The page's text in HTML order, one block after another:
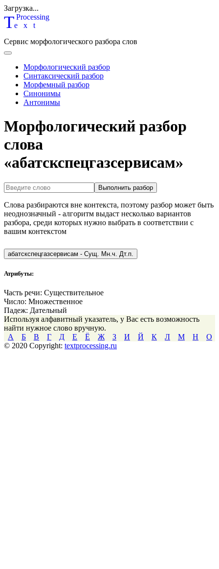
Загрузка...
Text
Processing
Сервис морфологического разбора слов
Морфологический разбор
Синтаксический разбор
Морфемный разбор
Синонимы
Антонимы
Морфологический разбор
слова
«абатскспецгазсервисам»
Выполнить разбор
Слова разбираются вне контекста, поэтому разбор может быть
неоднозначный - алгоритм выдаст несколько вариантов
разбора, среди которых нужно выбрать в соответствии с
вашим контекстом
абатскспецгазсервисам - Сущ. Мн.ч. Дт.п.
Атрибуты:
Часть речи: Существительное
Число: Множественное
Падеж: Дательный
Используя алфавитный указатель, у Вас есть возможность
найти нужное слово вручную.
А
Б В Г Д Е Ё Ж З И Й К Л М Н
О
© 2020 Copyright: textprocessing.ru